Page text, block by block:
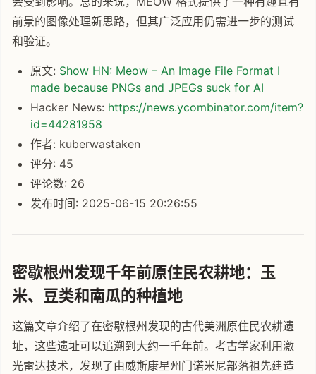
前景的图像处理新思路，但其广泛应用仍需进一步的测试
和验证。
原文: Show HN: Meow – An Image File Format I
made because PNGs and JPEGs suck for AI
Hacker News: https://news.ycombinator.com/item?
id=44281958
作者: kuberwastaken
评分: 45
评论数: 26
发布时间: 2025-06-15 20:26:55
密歇根州发现千年前原住民农耕地：玉
米、豆类和南瓜的种植地
这篇文章介绍了在密歇根州发现的古代美洲原住民农耕遗
址，这些遗址可以追溯到大约一千年前。考古学家利用激
光雷达技术，发现了由威斯康星州门诺米尼部落祖先建造